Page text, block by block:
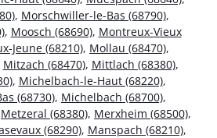
, Morschwiller-le-Bas (68790),
, Moosch (68690), Montreux-Vieux
Jeune (68210), Mollau (68470),
Mitzach (68470), Mittlach (68380),
, Michelbach-le-Haut (68220),
(68730), Michelbach (68700),
Metzeral (68380), Merxheim (68500),
(68290), Manspach (68210),